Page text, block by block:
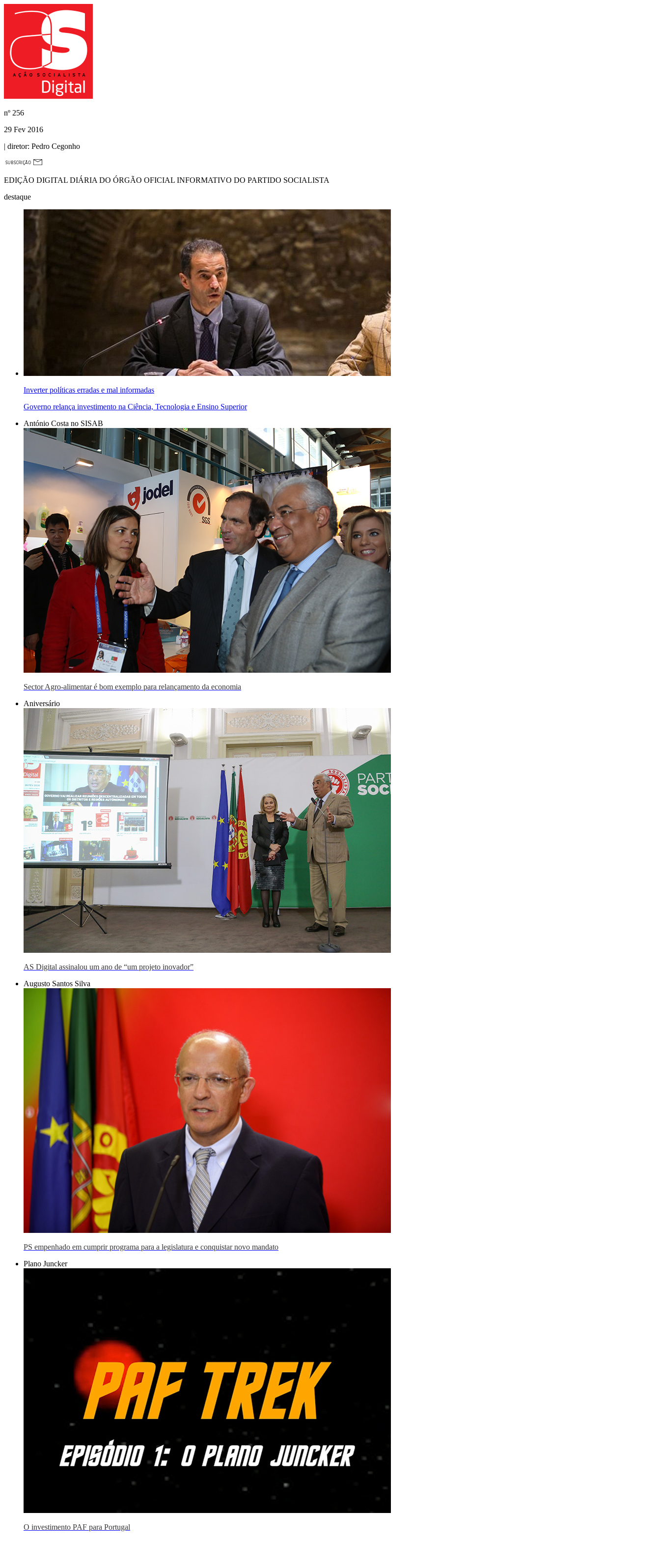
nº 256
29 Fev 2016
| diretor: Pedro Cegonho
EDIÇÃO DIGITAL DIÁRIA DO ÓRGÃO OFICIAL INFORMATIVO DO PARTIDO SOCIALISTA
destaque
Inverter políticas erradas e mal informadas
Governo relança investimento na Ciência, Tecnologia e Ensino Superior
António Costa no SISAB
Sector Agro-alimentar é bom exemplo para relançamento da economia
Aniversário
AS Digital assinalou um ano de “um projeto inovador”
Augusto Santos Silva
PS empenhado em cumprir programa para a legislatura e conquistar novo mandato
Plano Juncker
O investimento PAF para Portugal